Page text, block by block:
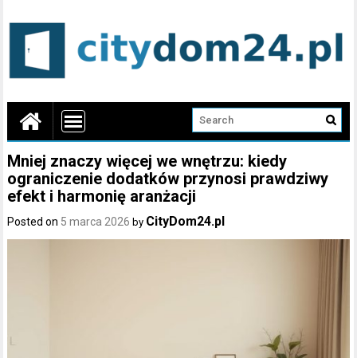
Mniej znaczy więcej we wnętrzu: kiedy
ograniczenie dodatków przynosi prawdziwy
efekt i harmonię aranżacji
Posted on 5 marca 2026 by CityDom24.pl